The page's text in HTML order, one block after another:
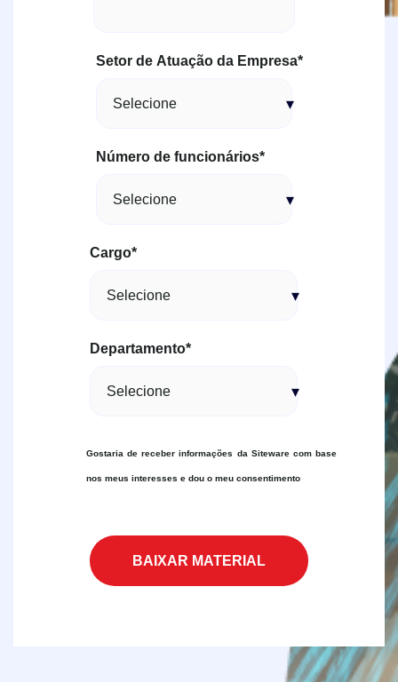
Setor de Atuação da Empresa*
Número de funcionários*
Cargo*
Departamento*
Gostaria de receber informações da Siteware com base
nos meus interesses e dou o meu consentimento